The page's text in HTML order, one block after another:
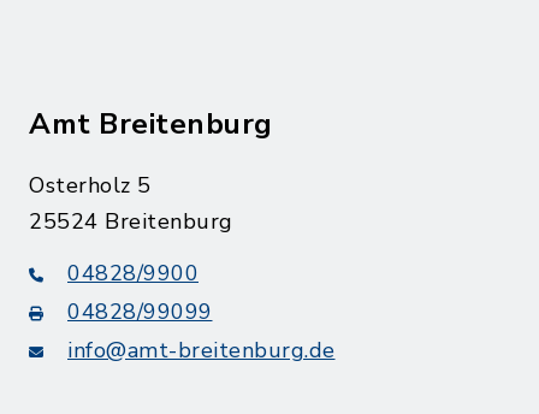
Amt Breitenburg
Osterholz 5
25524 Breitenburg
04828/9900
04828/99099
info@amt-breitenburg.de